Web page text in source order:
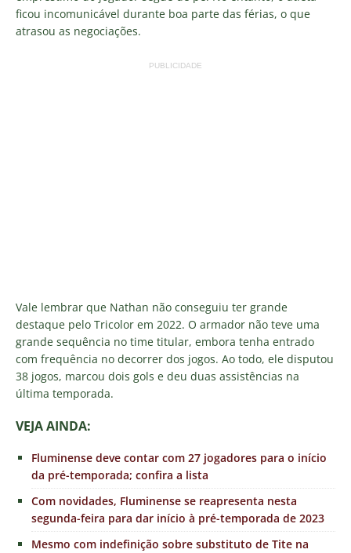
ficou incomunicável durante boa parte das férias, o que
atrasou as negociações.
PUBLICIDADE
Vale lembrar que Nathan não conseguiu ter grande
destaque pelo Tricolor em 2022. O armador não teve uma
grande sequência no time titular, embora tenha entrado
com frequência no decorrer dos jogos. Ao todo, ele disputou
38 jogos, marcou dois gols e deu duas assistências na
última temporada.
VEJA AINDA:
Fluminense deve contar com 27 jogadores para o início
da pré-temporada; confira a lista
Com novidades, Fluminense se reapresenta nesta
segunda-feira para dar início à pré-temporada de 2023
Mesmo com indefinição sobre substituto de Tite na